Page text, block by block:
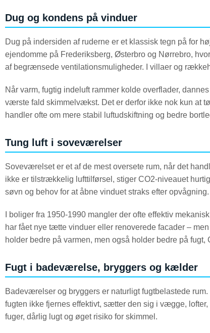
Dug og kondens på vinduer
Dug på indersiden af ruderne er et klassisk tegn på for
ejendomme på Frederiksberg, Østerbro og Nørrebro,
af begrænsede ventilationsmuligheder. I villaer og
Når varm, fugtig indeluft rammer kolde overflader,
værste fald skimmelvækst. Det er derfor ikke nok kun at
handler ofte om mere stabil luftudskiftning og bedre
Tung luft i soveværelser
Soveværelset er et af de mest oversete rum, når det
ikke er tilstrækkelig lufttilførsel, stiger CO2-niveauet
søvn og behov for at åbne vinduet straks efter opvågning.
I boliger fra 1950-1990 mangler der ofte effektiv
har fået nye tætte vinduer eller renoverede facader –
holder bedre på varmen, men også holder bedre på fugt,
Fugt i badeværelse, bryggers og kælder
Badeværelser og bryggers er naturligt fugtbelastede
fugten ikke fjernes effektivt, sætter den sig i vægge,
fuger, dårlig lugt og øget risiko for skimmel.